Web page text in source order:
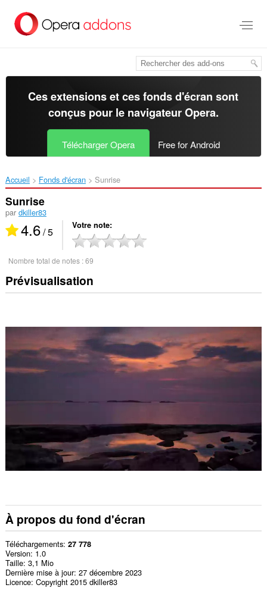
contenu
Ces extensions et ces fonds d'écran sont
conçus pour le navigateur Opera.
Télécharger Opera Free for Android
Accueil Fonds d'écran Sunrise‎
Sunrise
par dkiller83
4.6/ 5 Votre note
Nombre total de notes :69
Prévisualisation
À propos du fond d'écran
Téléchargements 27 778
Version 1.0
Taille 3,1 Mio
Dernière mise à jour 27 décembre 2023
Licence Copyright 2015 dkiller83